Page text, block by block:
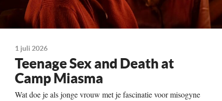
1 juli 2026
Teenage Sex and Death at
Camp Miasma
Wat doe je als jonge vrouw met je fascinatie voor misogyne